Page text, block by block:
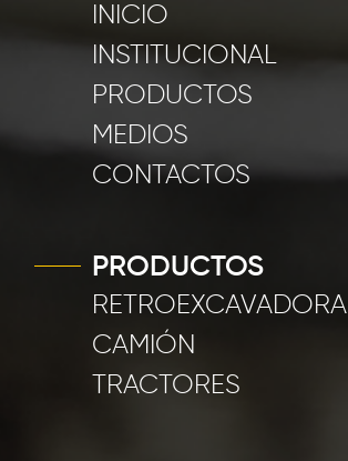
INICIO
INSTITUCIONAL
PRODUCTOS
MEDIOS
CONTACTOS
PRODUCTOS
RETROEXCAVADORA
CAMIÓN
TRACTORES